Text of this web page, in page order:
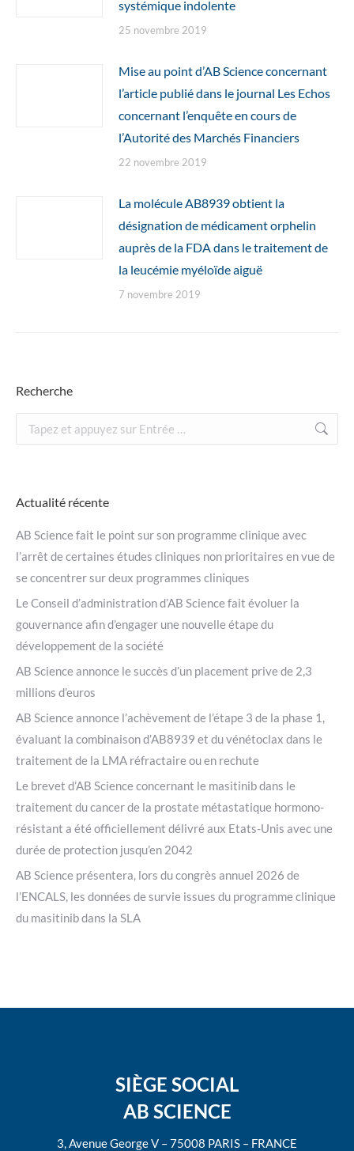
systémique indolente
25 novembre 2019
Mise au point d’AB Science concernant
l’article publié dans le journal Les Echos
concernant l’enquête en cours de
l’Autorité des Marchés Financiers
22 novembre 2019
La molécule AB8939 obtient la
désignation de médicament orphelin
auprès de la FDA dans le traitement de
la leucémie myéloïde aiguë
7 novembre 2019
Recherche
Recherche
:
Actualité récente
AB Science fait le point sur son programme clinique avec
l’arrêt de certaines études cliniques non prioritaires en vue de
se concentrer sur deux programmes cliniques
Le Conseil d’administration d’AB Science fait évoluer la
gouvernance afin d’engager une nouvelle étape du
développement de la société
AB Science annonce le succès d’un placement prive de 2,3
millions d’euros
AB Science annonce l’achèvement de l’étape 3 de la phase 1,
évaluant la combinaison d’AB8939 et du vénétoclax dans le
traitement de la LMA réfractaire ou en rechute
Le brevet d’AB Science concernant le masitinib dans le
traitement du cancer de la prostate métastatique hormono-
résistant a été officiellement délivré aux Etats-Unis avec une
durée de protection jusqu’en 2042
AB Science présentera, lors du congrès annuel 2026 de
l’ENCALS, les données de survie issues du programme clinique
du masitinib dans la SLA
SIÈGE SOCIAL
AB SCIENCE
3, Avenue George V – 75008 PARIS – FRANCE